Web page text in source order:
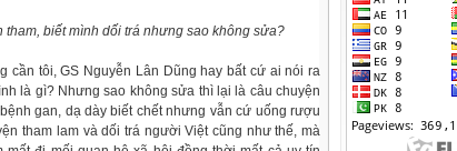
biết mình dối trá nhưng sao không sửa?
cần tôi, GS Nguyễn Lân Dũng hay bất cứ ai nói ra
là gì? Nhưng sao không sửa thì lại là câu chuyện
gan, dạ dày biết chết nhưng vẫn cứ uống rượu
tham lam và dối trá người Việt cũng như thế, mà